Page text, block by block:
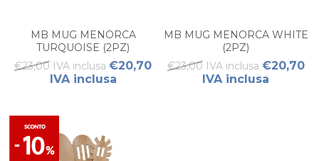
MB MUG MENORCA
TURQUOISE (2PZ)
€23,00 IVA inclusa €20,70
IVA inclusa
MB MUG MENORCA WHITE
(2PZ)
€23,00 IVA inclusa €20,70
IVA inclusa